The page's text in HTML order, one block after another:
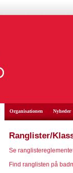
Organisationen Nyheder
Ranglister/
Se
Find ranglisten på